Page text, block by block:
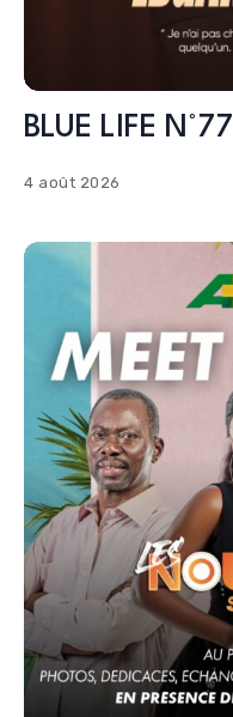
BLUE LIFE N°77
4 août 2026